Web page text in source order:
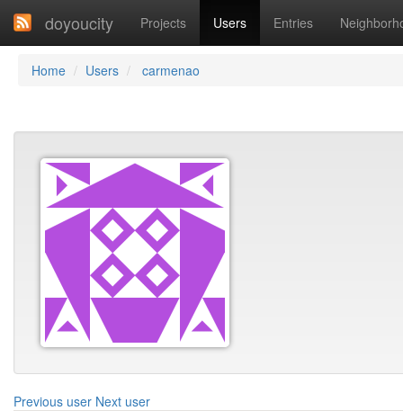
doyoucity Projects Users Entries
Home Users carmenao
Previous user Next user